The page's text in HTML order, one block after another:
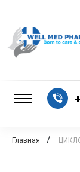
Главная /